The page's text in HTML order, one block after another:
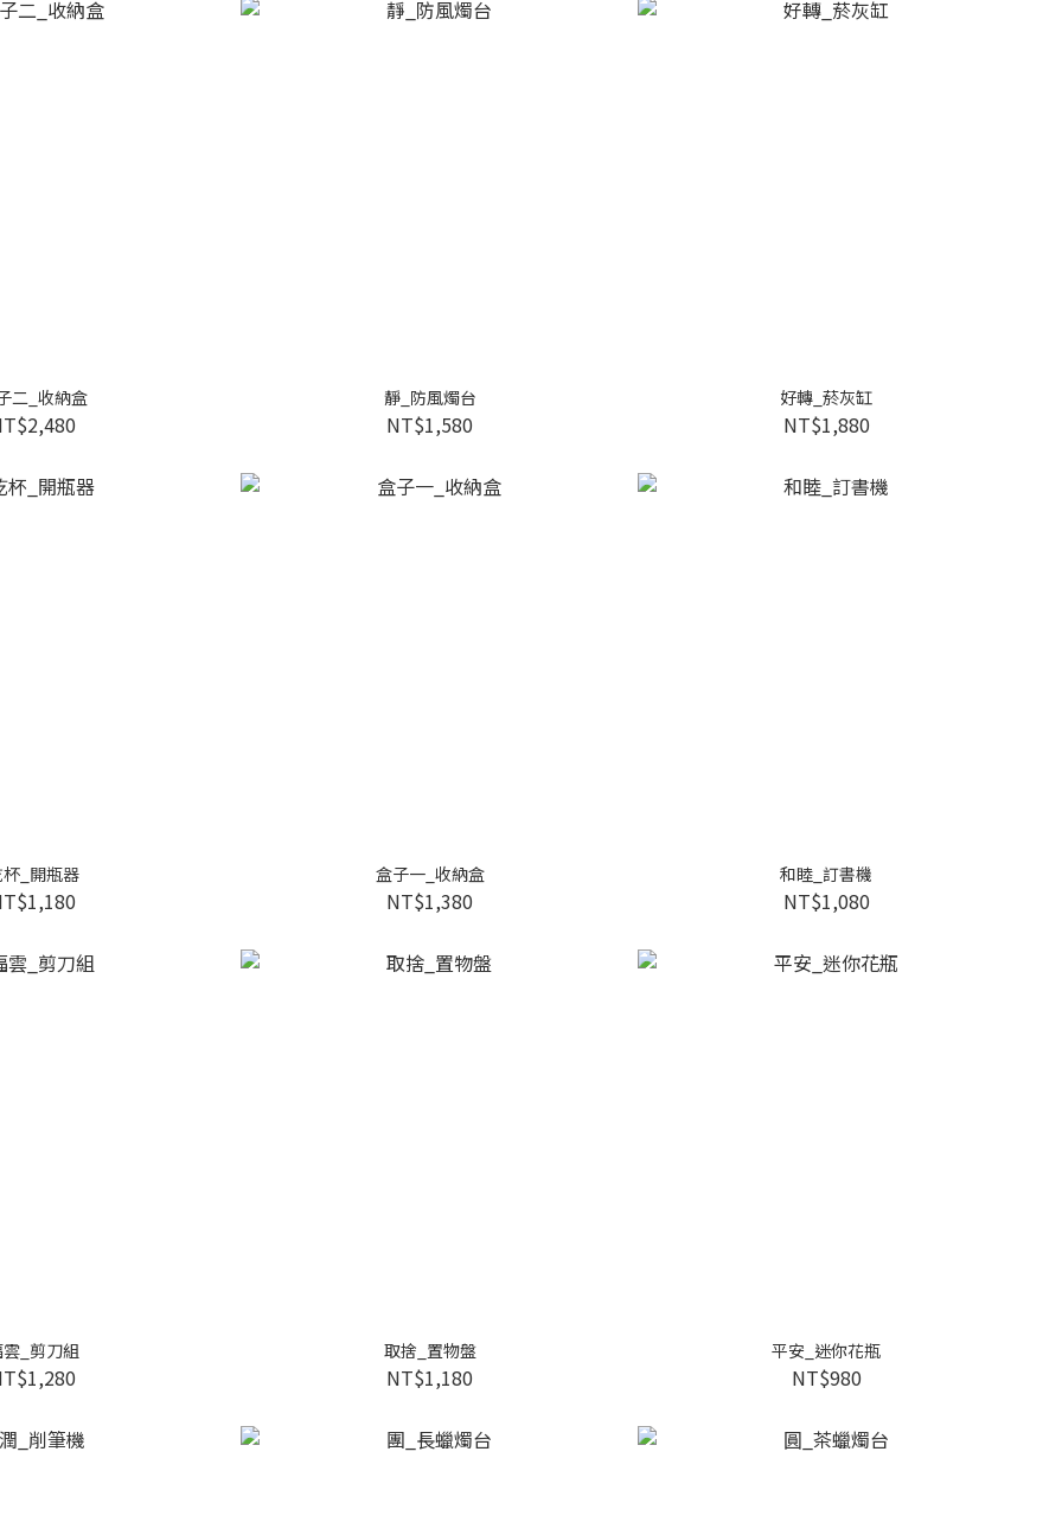
二_收納盒 靜_防風燭台
NT$1,580
好轉_菸灰缸
NT$1,880
_開瓶器 盒子一_收納盒
NT$1,380
和睦_訂書機
NT$1,080
_剪刀組 取捨_置物盤
NT$1,180
平安_迷你花瓶
NT$980